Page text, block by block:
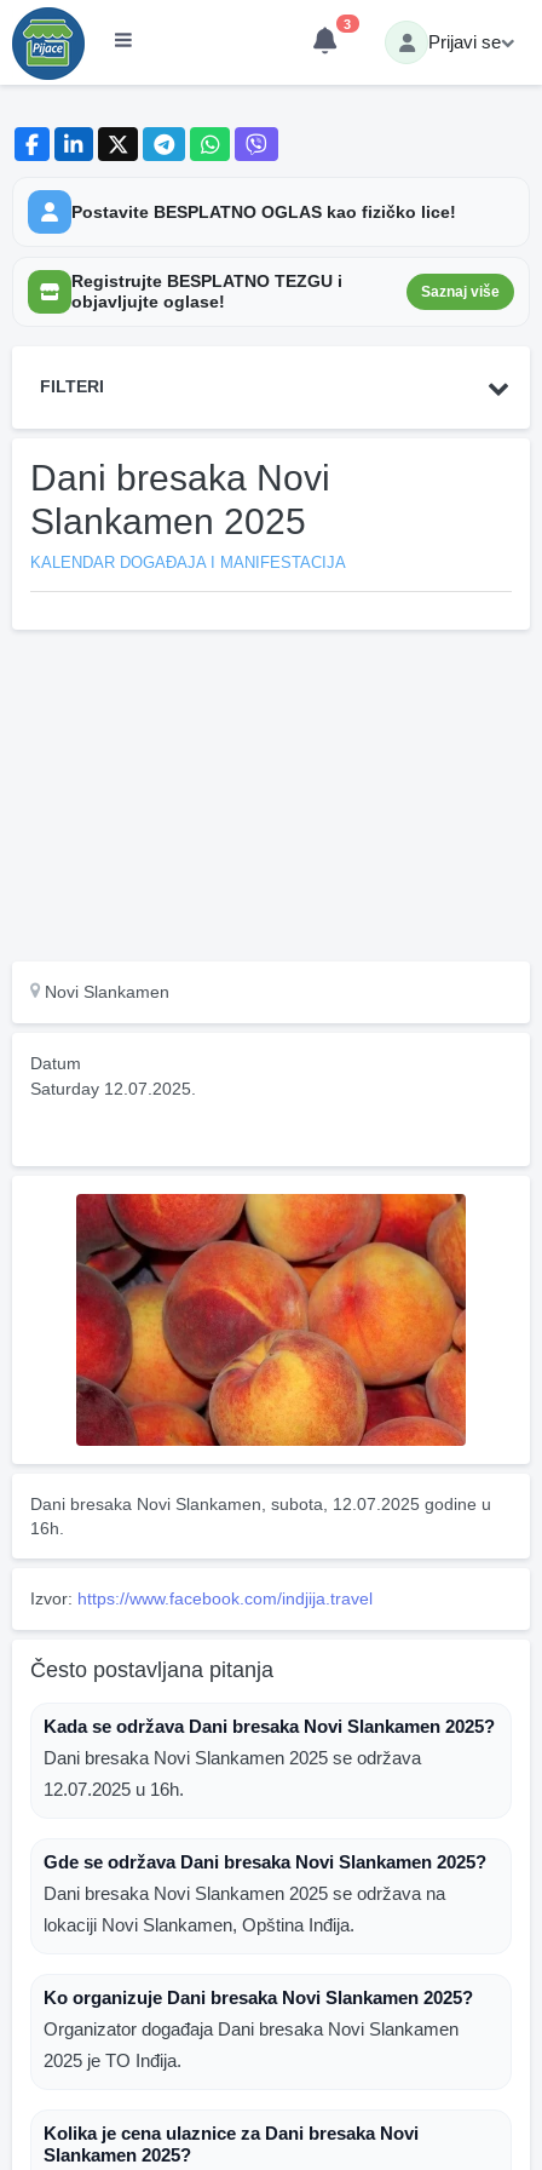
3
Prijavi se
Postavite BESPLATNO OGLAS kao fizičko lice!
Registrujte BESPLATNO TEZGU i
objavljujte oglase!
Saznaj više
FILTERI
Dani bresaka Novi
Slankamen 2025
KALENDAR DOGAĐAJA I MANIFESTACIJA
Novi Slankamen
Datum
Saturday 12.07.2025.
Dani bresaka Novi Slankamen, subota, 12.07.2025 godine u
16h.
Izvor: https://www.facebook.com/indjija.travel
Često postavljana pitanja
Kada se održava Dani bresaka Novi Slankamen 2025?
Dani bresaka Novi Slankamen 2025 se održava
12.07.2025 u 16h.
Gde se održava Dani bresaka Novi Slankamen 2025?
Dani bresaka Novi Slankamen 2025 se održava na
lokaciji Novi Slankamen, Opština Inđija.
Ko organizuje Dani bresaka Novi Slankamen 2025?
Organizator događaja Dani bresaka Novi Slankamen
2025 je TO Inđija.
Kolika je cena ulaznice za Dani bresaka Novi
Slankamen 2025?